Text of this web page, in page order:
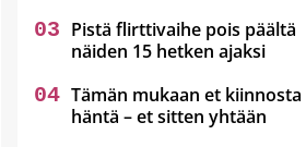
Pistä flirttivaihe pois päältä
näiden 15 hetken ajaksi
Tämän mukaan et kiinnosta
häntä – et sitten yhtään